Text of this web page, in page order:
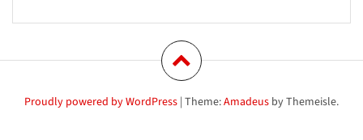
Proudly powered by WordPress | Theme:Amadeus by Themeisle.